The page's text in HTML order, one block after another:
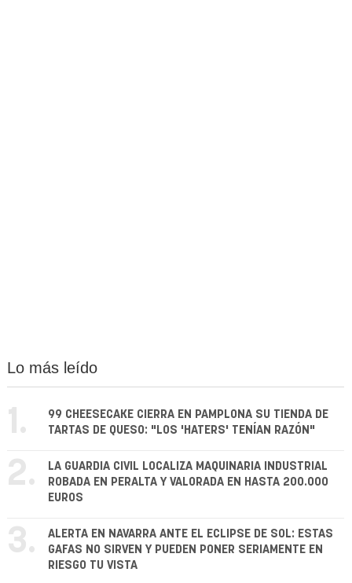
Lo más leído
1.
99 CHEESECAKE CIERRA EN PAMPLONA SU TIENDA DE
TARTAS DE QUESO: "LOS 'HATERS' TENÍAN RAZÓN"
2.
LA GUARDIA CIVIL LOCALIZA MAQUINARIA INDUSTRIAL
ROBADA EN PERALTA Y VALORADA EN HASTA 200.000
EUROS
3.
ALERTA EN NAVARRA ANTE EL ECLIPSE DE SOL: ESTAS
GAFAS NO SIRVEN Y PUEDEN PONER SERIAMENTE EN
RIESGO TU VISTA